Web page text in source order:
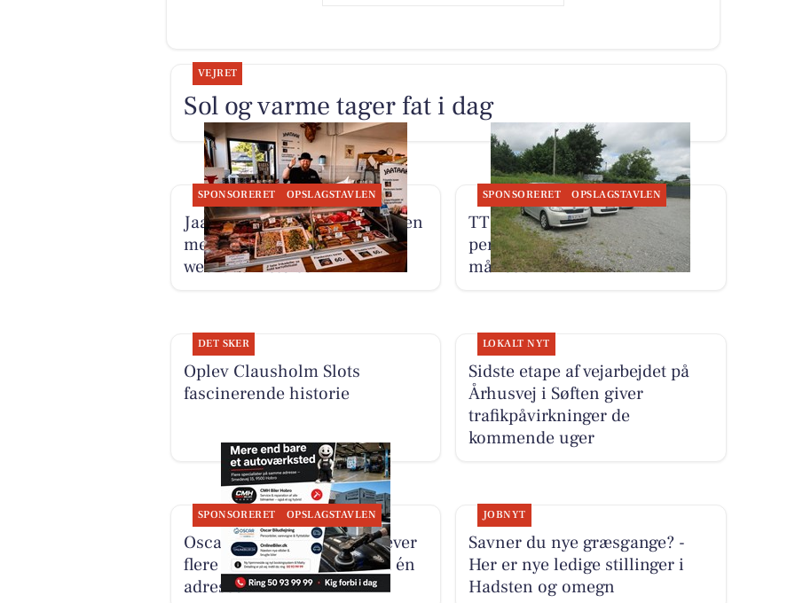
VEJRET
Sol og varme tager fat i dag
SPONSORERET OPSLAGSTAVLEN
Jaataak Slagteren fylder disken
med gode tilbud og
weekendfristelser
SPONSORERET OPSLAGSTAVLEN
TT CARS ApS udlejer lille
personbil for 3.000 kr. om
måneden med fri km
DET SKER
Oplev Clausholm Slots
fascinerende historie
LOKALT NYT
Sidste etape af vejarbejdet på
Århusvej i Søften giver
trafikpåvirkninger de
kommende uger
SPONSORERET OPSLAGSTAVLEN
Oscar Biludlejning fremhæver
flere specialister samlet på én
adresse
JOBNYT
Savner du nye græsgange? -
Her er nye ledige stillinger i
Hadsten og omegn